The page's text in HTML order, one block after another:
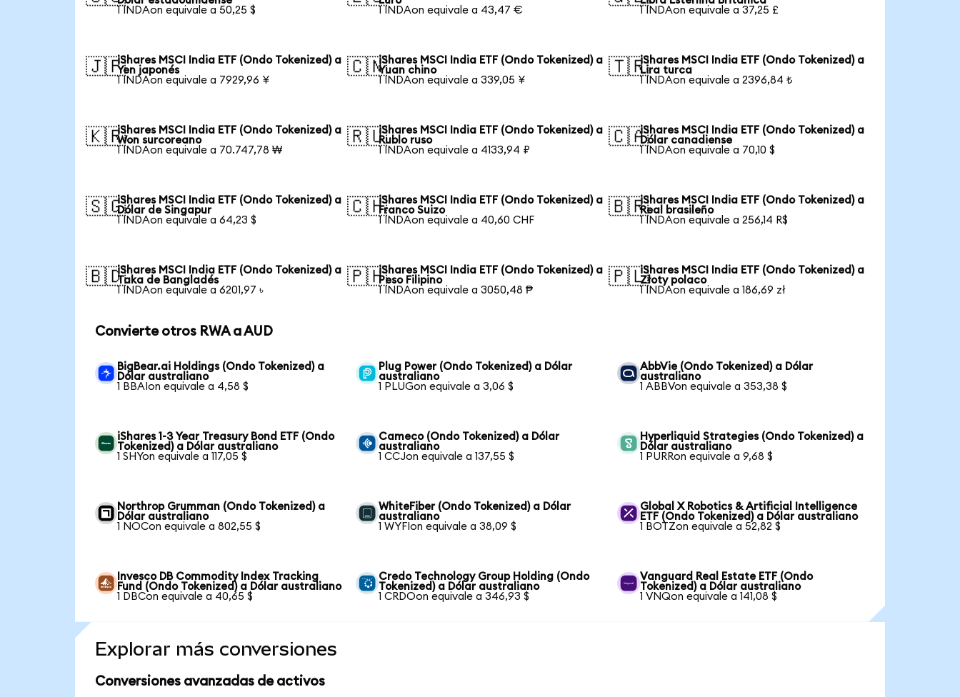
1 INDAon equivale a 50,25 $
1 INDAon equivale a 43,47 €
1 INDAon equivale a 37,25 £
🇯🇵iShares MSCI India ETF (Ondo Tokenized) a
Yen japonés
1 INDAon equivale a 7929,96 ¥
🇨🇳iShares MSCI India ETF (Ondo Tokenized) a
Yuan chino
1 INDAon equivale a 339,05 ¥
🇹🇷iShares MSCI India ETF (Ondo Tokenized) a
Lira turca
1 INDAon equivale a 2396,84 ₺
🇰🇷iShares MSCI India ETF (Ondo Tokenized) a
Won surcoreano
1 INDAon equivale a 70.747,78 ₩
🇷🇺iShares MSCI India ETF (Ondo Tokenized) a
Rublo ruso
1 INDAon equivale a 4133,94 ₽
🇨🇦iShares MSCI India ETF (Ondo Tokenized) a
Dólar canadiense
1 INDAon equivale a 70,10 $
🇸🇬iShares MSCI India ETF (Ondo Tokenized) a
Dólar de Singapur
1 INDAon equivale a 64,23 $
🇨🇭iShares MSCI India ETF (Ondo Tokenized) a
Franco Suizo
1 INDAon equivale a 40,60 CHF
🇧🇷iShares MSCI India ETF (Ondo Tokenized) a
Real brasileño
1 INDAon equivale a 256,14 R$
🇧🇩iShares MSCI India ETF (Ondo Tokenized) a
Taka de Bangladés
1 INDAon equivale a 6201,97 ৳
🇵🇭iShares MSCI India ETF (Ondo Tokenized) a
Peso Filipino
1 INDAon equivale a 3050,48 ₱
🇵🇱iShares MSCI India ETF (Ondo Tokenized) a
Złoty polaco
1 INDAon equivale a 186,69 zł
Convierte otros RWA a AUD
BigBear.ai Holdings (Ondo Tokenized) a
Dólar australiano
1 BBAIon equivale a 4,58 $
Plug Power (Ondo Tokenized) a Dólar
australiano
1 PLUGon equivale a 3,06 $
AbbVie (Ondo Tokenized) a Dólar
australiano
1 ABBVon equivale a 353,38 $
iShares 1-3 Year Treasury Bond ETF (Ondo
Tokenized) a Dólar australiano
1 SHYon equivale a 117,05 $
Cameco (Ondo Tokenized) a Dólar
australiano
1 CCJon equivale a 137,55 $
Hyperliquid Strategies (Ondo Tokenized) a
Dólar australiano
1 PURRon equivale a 9,68 $
Northrop Grumman (Ondo Tokenized) a
Dólar australiano
1 NOCon equivale a 802,55 $
WhiteFiber (Ondo Tokenized) a Dólar
australiano
1 WYFIon equivale a 38,09 $
Global X Robotics & Artificial Intelligence
ETF (Ondo Tokenized) a Dólar australiano
1 BOTZon equivale a 52,82 $
Invesco DB Commodity Index Tracking
Fund (Ondo Tokenized) a Dólar australiano
1 DBCon equivale a 40,65 $
Credo Technology Group Holding (Ondo
Tokenized) a Dólar australiano
1 CRDOon equivale a 346,93 $
Vanguard Real Estate ETF (Ondo
Tokenized) a Dólar australiano
1 VNQon equivale a 141,08 $
Explorar más conversiones
Conversiones avanzadas de activos